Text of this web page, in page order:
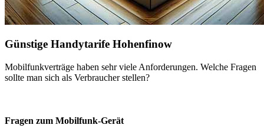
Günstige Handytarife Hohenfinow
Mobilfunkverträge haben sehr viele Anforderungen. Welche Fragen
sollte man sich als Verbraucher stellen?
Fragen zum Mobilfunk-Gerät